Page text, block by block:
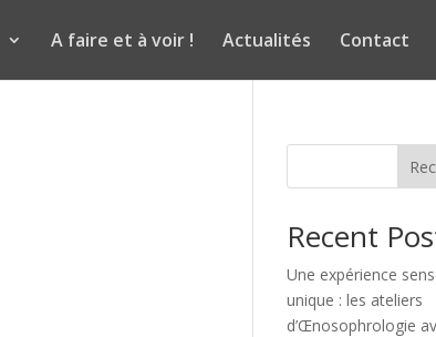
A faire et à voir ! Actualités Contact
Recent
Une expérience
unique : les ateliers
d’Œnosophrologie